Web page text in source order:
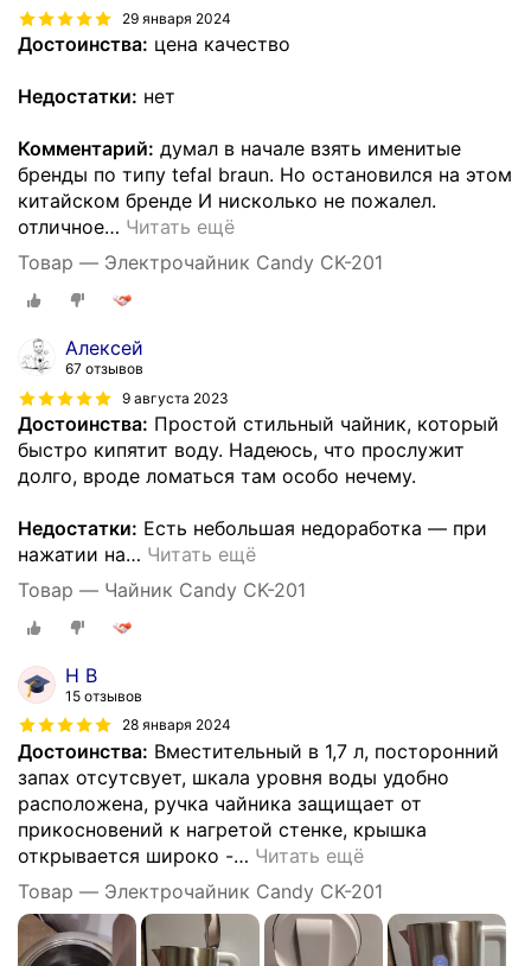
29 января 2024
Достоинства: цена качество
Недостатки: нет
Комментарий: думал в начале взять именитые
бренды по типу tefal braun. Но остановился на этом
китайском бренде И нисколько не пожалел.
отличное… Читать ещё
Товар — Электрочайник Candy CK-201
Алексей
67 отзывов
9 августа 2023
Достоинства: Простой стильный чайник, который
быстро кипятит воду. Надеюсь, что прослужит
долго, вроде ломаться там особо нечему.
Недостатки: Есть небольшая недоработка — при
нажатии на… Читать ещё
Товар — Чайник Candy CK-201
Н В
15 отзывов
28 января 2024
Достоинства: Вместительный в 1,7 л, посторонний
запах отсутсвует, шкала уровня воды удобно
расположена, ручка чайника защищает от
прикосновений к нагретой стенке, крышка
открывается широко -… Читать ещё
Товар — Электрочайник Candy CK-201